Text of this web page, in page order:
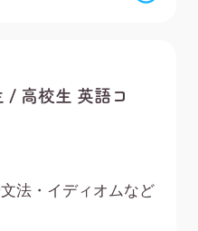
/ 高校生 英語コ
法・イディオムなど